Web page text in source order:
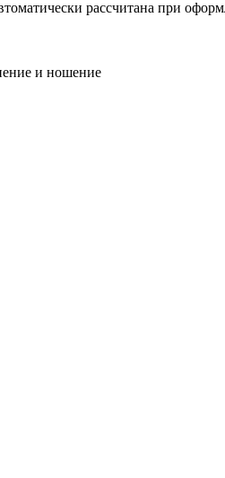
рассчитана при
и ношение